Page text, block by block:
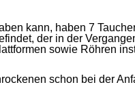
kann, haben 7
der in der
sowie Röhren
schon bei der